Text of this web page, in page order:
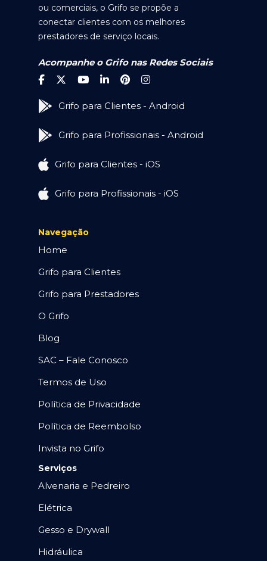
ou comerciais, o Grifo se propõe a
conectar clientes com os melhores
prestadores de serviço locais.
Acompanhe o Grifo nas Redes Sociais
Grifo para Clientes - Android
Grifo para Profissionais - Android
Grifo para Clientes - iOS
Grifo para Profissionais - iOS
Navegação
Home
Grifo para Clientes
Grifo para Prestadores
O Grifo
Blog
SAC – Fale Conosco
Termos de Uso
Política de Privacidade
Política de Reembolso
Invista no Grifo
Serviços
Alvenaria e Pedreiro
Elétrica
Gesso e Drywall
Hidráulica